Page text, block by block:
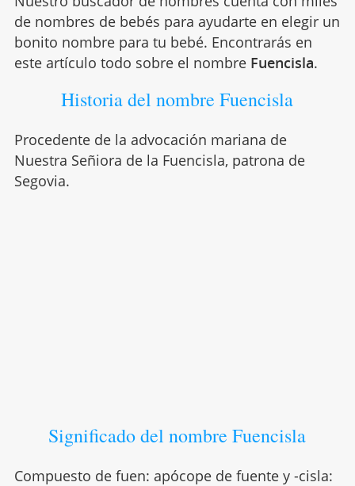
de nombres de bebés para ayudarte en elegir un
bonito nombre para tu bebé. Encontrarás en
este artículo todo sobre el nombre Fuencisla.
Historia del nombre Fuencisla
Procedente de la advocación mariana de
Nuestra Señiora de la Fuencisla, patrona de
Segovia.
Significado del nombre Fuencisla
Compuesto de fuen: apócope de fuente y -cisla: